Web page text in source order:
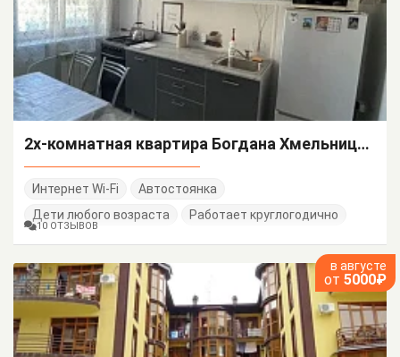
2х-комнатная квартира Богдана Хмельницкого 48/А
Интернет Wi-Fi
Автостоянка
Дети любого возраста
Работает круглогодично
10 ОТЗЫВОВ
в августе
от 5000₽